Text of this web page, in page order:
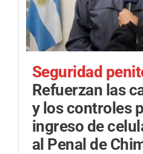
Seguridad
Refuerzan las
y los controles
ingreso de
al Penal de